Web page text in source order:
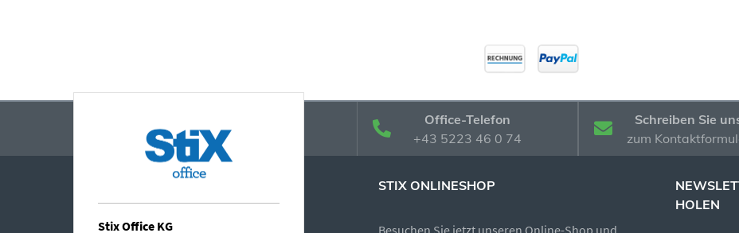
Office-Telefon
+43 5223 46 0 74
Schreiben Sie
zum
Stix Office KG
STIX ONLINESHOP
Besuchen Sie jetzt unseren Online-Shop und
HOLEN